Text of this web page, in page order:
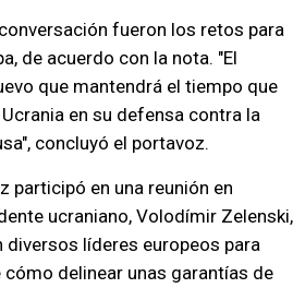
fueron los retos para
de acuerdo con la nota. "El
que mantendrá el tiempo que
en su defensa contra la
concluyó el portavoz.
participó en una reunión en
ucraniano, Volodímir Zelenski,
diversos líderes europeos para
delinear unas garantías de